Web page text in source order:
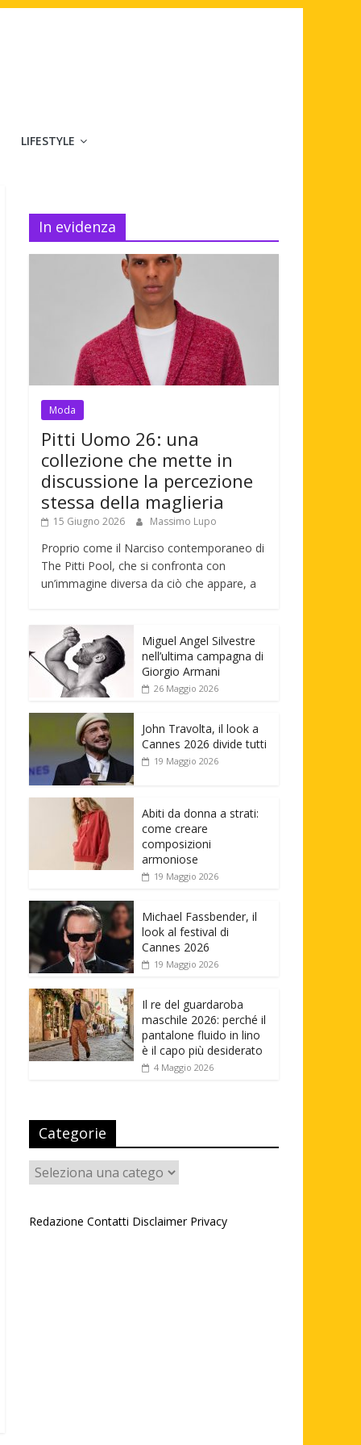
LIFESTYLE
In evidenza
Moda
Pitti Uomo 26: una
collezione che mette in
discussione la percezione
stessa della maglieria
15 Giugno 2026 Massimo Lupo
Proprio come il Narciso contemporaneo di
The Pitti Pool, che si confronta con
un’immagine diversa da ciò che appare, a
Miguel Angel Silvestre
nell’ultima campagna di
Giorgio Armani
26 Maggio 2026
John Travolta, il look a
Cannes 2026 divide tutti
19 Maggio 2026
Abiti da donna a strati:
come creare
composizioni
armoniose
19 Maggio 2026
Michael Fassbender, il
look al festival di
Cannes 2026
19 Maggio 2026
Il re del guardaroba
maschile 2026: perché il
pantalone fluido in lino
è il capo più desiderato
4 Maggio 2026
Categorie
Categorie
Redazione Contatti Disclaimer Privacy